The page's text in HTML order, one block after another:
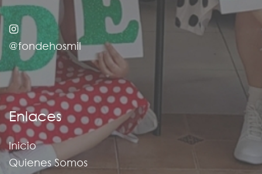
@fondehosmil
Enlaces
Inicio
Quienes Somos